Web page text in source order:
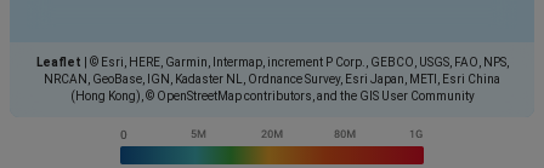
Leaflet
© Esri, HERE, Garmin, Intermap, increment P Corp., GEBCO, USGS, FAO, NPS,
NRCAN, GeoBase, IGN, Kadaster NL, Ordnance Survey, Esri Japan, METI, Esri China
(Hong Kong), © OpenStreetMap contributors, and the GIS User Community